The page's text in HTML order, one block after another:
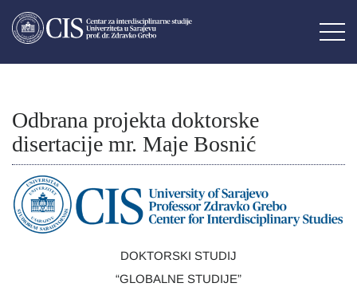
Odbrana projekta doktorske
disertacije mr. Maje Bosnić
DOKTORSKI STUDIJ
“GLOBALNE STUDIJE”